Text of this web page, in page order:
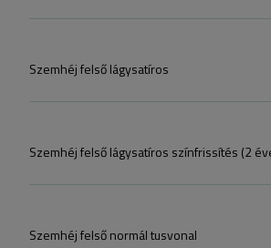
Szemhéj felső lágysatíros
Szemhéj felső lágysatíros színfrissítés (2
Szemhéj felső normál tusvonal